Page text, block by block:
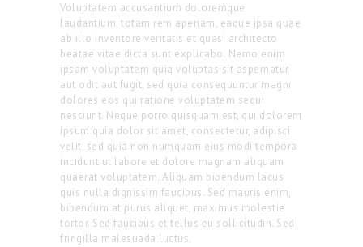
Voluptatem accusantium doloremque
laudantium, totam rem aperiam, eaque ipsa quae
ab illo inventore veritatis et quasi architecto
beatae vitae dicta sunt explicabo. Nemo enim
ipsam voluptatem quia voluptas sit aspernatur
aut odit aut fugit, sed quia consequuntur magni
dolores eos qui ratione voluptatem sequi
nesciunt. Neque porro quisquam est, qui dolorem
ipsum quia dolor sit amet, consectetur, adipisci
velit, sed quia non numquam eius modi tempora
incidunt ut labore et dolore magnam aliquam
quaerat voluptatem. Aliquam bibendum lacus
quis nulla dignissim faucibus. Sed mauris enim,
bibendum at purus aliquet, maximus molestie
tortor. Sed faucibus et tellus eu sollicitudin. Sed
fringilla malesuada luctus.